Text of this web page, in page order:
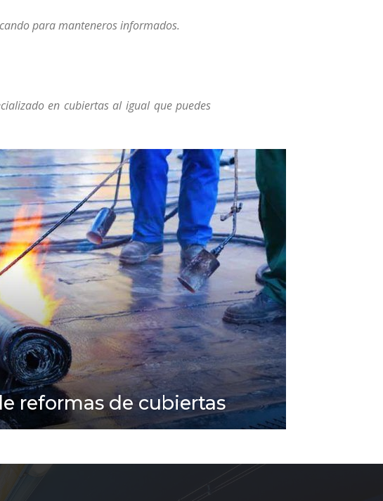
para manteneros informados.
en cubiertas al igual que puedes
reformas de cubiertas